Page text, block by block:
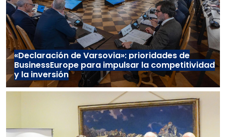
«Declaración de Varsovia»: prioridades de
BusinessEurope para impulsar la competitividad
y la inversión